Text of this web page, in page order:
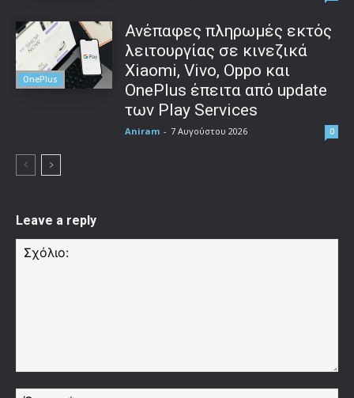
OnePlus
Ανέπαφες πληρωμές εκτός
λειτουργίας σε κινεζικά
Xiaomi, Vivo, Oppo και
OnePlus έπειτα από update
των Play Services
Aniram - 7 Αυγούστου 2026 0
Leave a reply